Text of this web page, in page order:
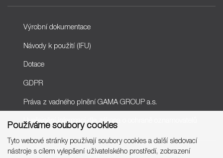
Používáme soubory cookies
Tyto webové stránky používají soubory cookies a další sledovací
nástroje s cílem vylepšení uživatelského prostředí, zobrazení
Výrobní dokumentace
Návody k použití (IFU)
Dotace
GDPR
Práva z vadného plnění GAMA GROUP a.s.
Uveřejnění informací dle zákona o ochraně oznamovatelů